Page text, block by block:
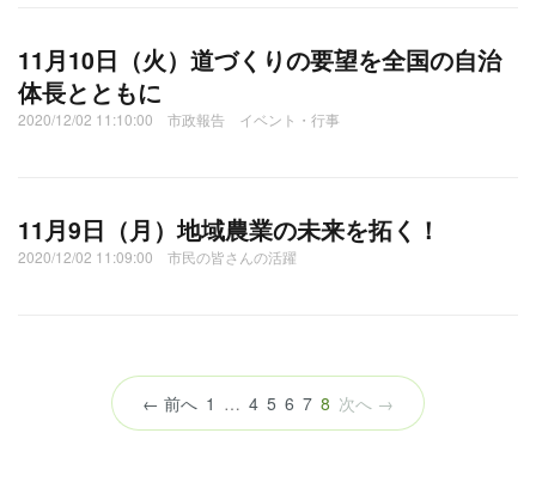
11月10日（火）道づくりの要望を全国の自治
体長とともに
2020/12/02 11:10:00 市政報告 イベント・行事
11月9日（月）地域農業の未来を拓く！
2020/12/02 11:09:00 市民の皆さんの活躍
← 前へ 1 … 4 5 6 7 8 （こ
の
次へ →